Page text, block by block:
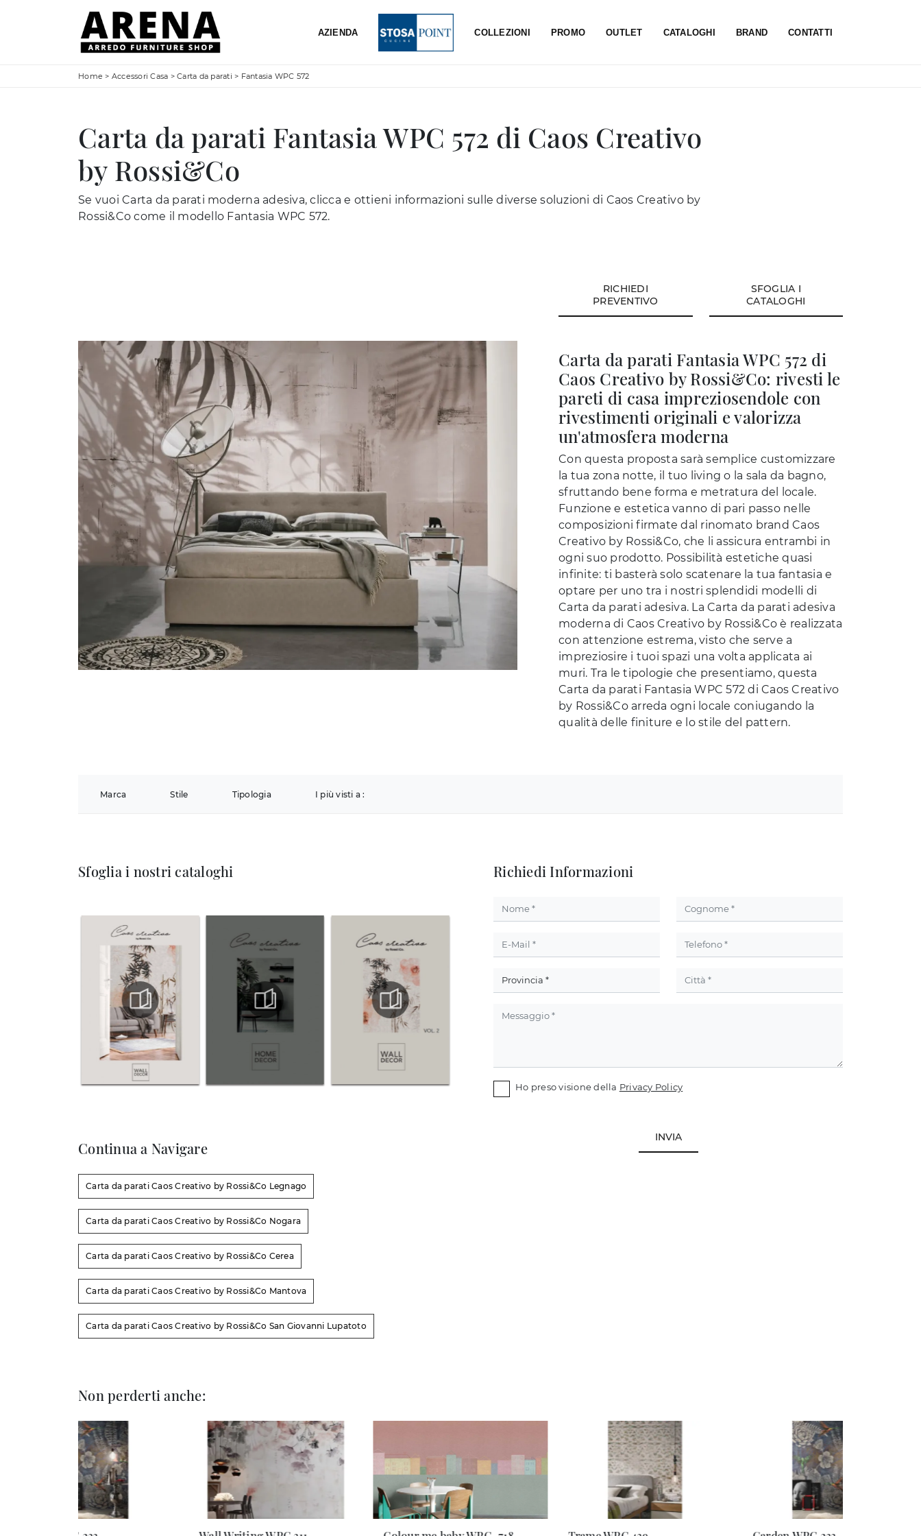
AZIENDA COLLEZIONI PROMO OUTLET CATALOGHI BRAND CONTATTI
Home > Accessori Casa > Carta da parati > Fantasia WPC 572
Carta da parati Fantasia WPC 572 di Caos Creativo
by Rossi&Co
Se vuoi Carta da parati moderna adesiva, clicca e ottieni informazioni sulle diverse soluzioni di Caos Creativo by
Rossi&Co come il modello Fantasia WPC 572.
RICHIEDI
PREVENTIVO
SFOGLIA I
CATALOGHI
Carta da parati Fantasia WPC 572 di
Caos Creativo by Rossi&Co: rivesti le
pareti di casa impreziosendole con
rivestimenti originali e valorizza
un'atmosfera moderna
Con questa proposta sarà semplice customizzare
la tua zona notte, il tuo living o la sala da bagno,
sfruttando bene forma e metratura del locale.
Funzione e estetica vanno di pari passo nelle
composizioni firmate dal rinomato brand Caos
Creativo by Rossi&Co, che li assicura entrambi in
ogni suo prodotto. Possibilità estetiche quasi
infinite: ti basterà solo scatenare la tua fantasia e
optare per uno tra i nostri splendidi modelli di
Carta da parati adesiva. La Carta da parati adesiva
moderna di Caos Creativo by Rossi&Co è realizzata
con attenzione estrema, visto che serve a
impreziosire i tuoi spazi una volta applicata ai
muri. Tra le tipologie che presentiamo, questa
Carta da parati Fantasia WPC 572 di Caos Creativo
by Rossi&Co arreda ogni locale coniugando la
qualità delle finiture e lo stile del pattern.
Marca Stile Tipologia I più visti a :
Sfoglia i nostri cataloghi
Continua a Navigare
Carta da parati Caos Creativo by Rossi&Co Legnago
Carta da parati Caos Creativo by Rossi&Co Nogara
Carta da parati Caos Creativo by Rossi&Co Cerea
Carta da parati Caos Creativo by Rossi&Co Mantova
Carta da parati Caos Creativo by Rossi&Co San Giovanni Lupatoto
Richiedi Informazioni
Ho preso visione della Privacy Policy
INVIA
Non perderti anche: